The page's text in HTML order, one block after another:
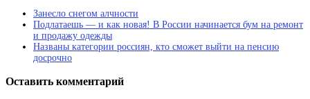
Занесло снегом алчности
Подлатаешь — и как новая! В России начинается бум на ремонт
и продажу одежды
Названы категории россиян, кто сможет выйти на пенсию
досрочно
Оставить комментарий